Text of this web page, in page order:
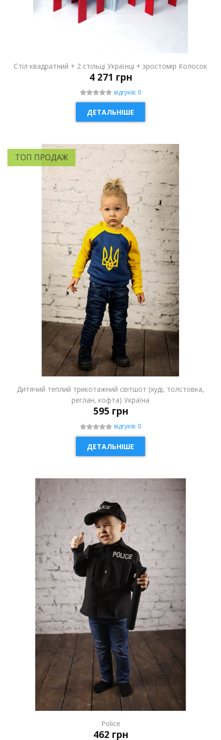
Стіл квадратний + 2 стільці Українці + зростомір Колосок
4 271 грн
відгуків: 0
ДЕТАЛЬНІШЕ
ТОП ПРОДАЖ
Дитячий теплий трикотажний світшот (худі, толстовка,
реглан, кофта) Україна
595 грн
відгуків: 0
ДЕТАЛЬНІШЕ
Police
462 грн